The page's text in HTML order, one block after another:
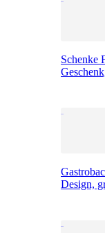
Schenke
Design,